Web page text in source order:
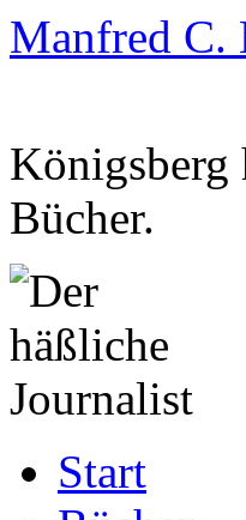
Manfred C.
Königsberg
Bücher.
Inhalt
springenStart